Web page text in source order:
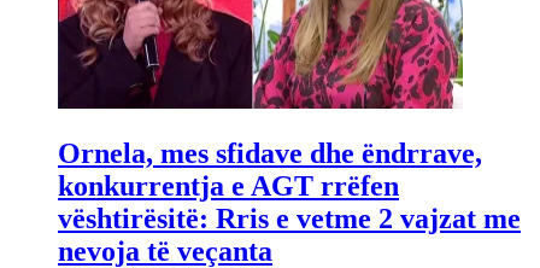
Ornela, mes sfidave dhe ëndrrave,
konkurrentja e AGT rrëfen
vështirësitë: Rris e vetme 2 vajzat me
nevoja të veçanta